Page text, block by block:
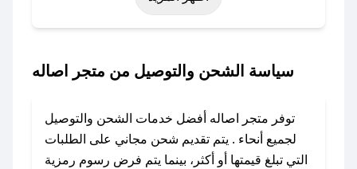
حتى عروض خاصة أخرى.
باستخدام تطبيق صحصح، يمكنك العثور بسهولة على
تواصل معنا عبر تويتر أو البريد الإلكتروني لإضافته
بسرعة.
سياسة الشحن والتوصيل من متجر اصاله
توفر متجر اصاله أفضل خدمات الشحن والتوصيل
لجميع أنحاء . يتم تقديم شحن مجاني على الطلبات
التي تبلغ قيمتها أو أكثر، بينما يتم فرض رسوم رمزية